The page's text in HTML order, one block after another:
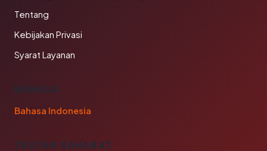
Tentang
Kebijakan Privasi
Syarat Layanan
BAHASA
Bahasa Indonesia
TAUTAN SAHABAT